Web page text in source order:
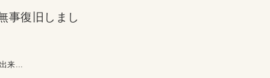
事復旧しまし
来...